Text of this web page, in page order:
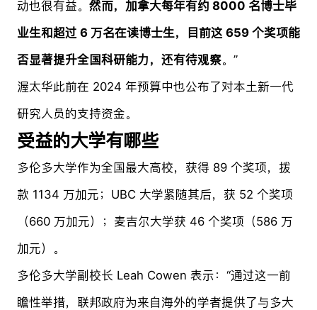
动也很有益。 然而，加拿大每年有约 8000 名博士毕
业生和超过 6 万名在读博士生，目前这 659 个奖项能
否显著提升全国科研能力，还有待观察。”
渥太华此前在 2024 年预算中也公布了对本土新一代
研究人员的支持资金。
受益的大学有哪些
多伦多大学作为全国最大高校，获得 89 个奖项，拨
款 1134 万加元；UBC 大学紧随其后，获 52 个奖项
（660 万加元）；麦吉尔大学获 46 个奖项（586 万
加元）。
多伦多大学副校长 Leah Cowen 表示：“通过这一前
瞻性举措，联邦政府为来自海外的学者提供了与多大